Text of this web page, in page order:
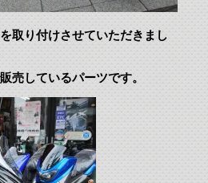
取り付けさせていただきまし
売しているパーツです。